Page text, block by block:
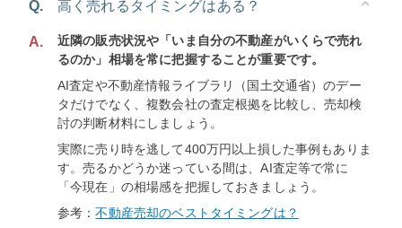
Q. 高く売れるタイミングはある？
A.
近隣の販売状況や「いま自分の不動産がいくらで売れ
るのか」相場を常に把握することが重要です。
AI査定や不動産情報ライブラリ（国土交通省）のデー
タだけでなく、複数会社の査定根拠を比較し、売却検
討の判断材料にしましょう。
実際に売り時を逃して400万円以上損した事例もありま
す。売るかどうか迷っている間は、AI査定等で常に
「今現在」の相場感を把握しておきましょう。
参考：不動産売却のベストタイミングは？